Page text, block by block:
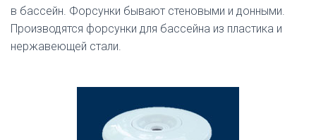
в бассейн. Форсунки бывают стеновыми и донными.
Производятся форсунки для бассейна из пластика и
нержавеющей стали.